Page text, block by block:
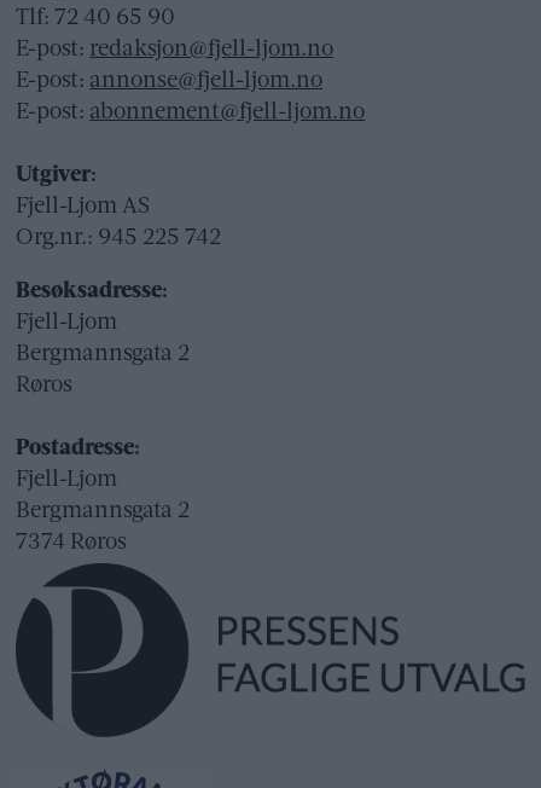
Tlf: 72 40 65 90
E-post: redaksjon@fjell-ljom.no
E-post: annonse@fjell-ljom.no
E-post: abonnement@fjell-ljom.no
Utgiver:
Fjell-Ljom AS
Org.nr.: 945 225 742
Besøksadresse:
Fjell-Ljom
Bergmannsgata 2
Røros
Postadresse:
Fjell-Ljom
Bergmannsgata 2
7374 Røros